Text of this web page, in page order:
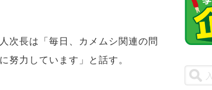
次長は「毎日、カメムシ関連の問
力しています」と話す。